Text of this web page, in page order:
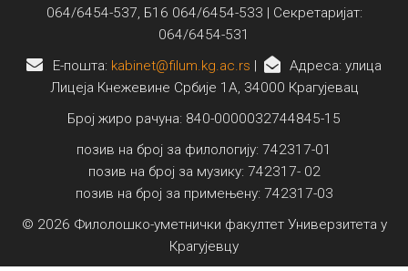
064/6454-537, Б16 064/6454-533 | Секретаријат:
064/6454-531
E-пошта: kabinet@filum.kg.ac.rs |
Адреса: улица
Лицеја Кнежевине Србије 1А, 34000 Крагујевац
Број жиро рачуна: 840-0000032744845-15
позив на број за филологију: 742317-01
позив на број за музику: 742317- 02
позив на број за примењену: 742317-03
© 2026 Филолошко-уметнички факултет Универзитета у
Крагујевцу